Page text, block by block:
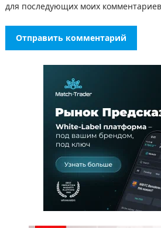
для последующих моих